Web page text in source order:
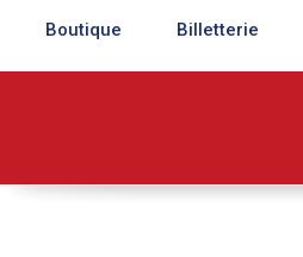
Boutique Billetterie